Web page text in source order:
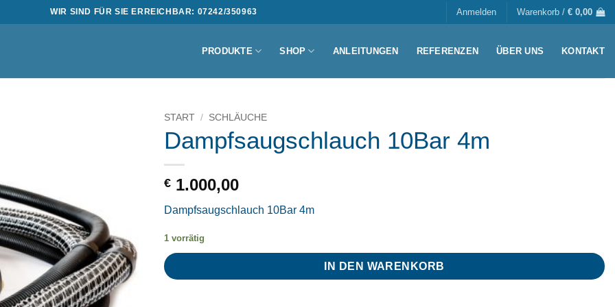
WIR SIND FÜR SIE ERREICHBAR: 07242/350963 Anmelden Warenkorb /€ 0,00
PRODUKTE SHOP ANLEITUNGEN REFERENZEN ÜBER UNS KONTAKT
START / SCHLÄUCHE
Dampfsaugschlauch 10Bar 4m
€ 1.000,00
Dampfsaugschlauch 10Bar 4m
1 vorrätig
IN DEN WARENKORB